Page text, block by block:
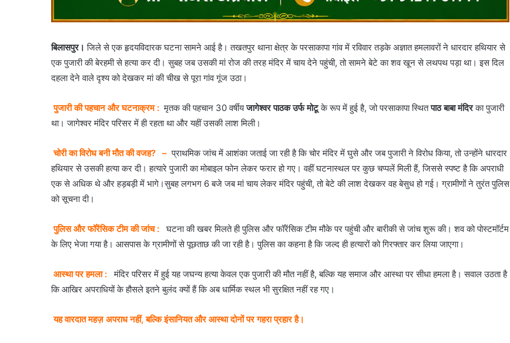
बिलासपुर। जिले से एक हृदयविदारक घटना सामने आई है। तखतपुर थाना क्षेत्र के परसाकापा गांव में रविवार तड़के अज्ञात हमलावरों ने धारदार हथियार से
एक पुजारी की बेरहमी से हत्या कर दी। सुबह जब उसकी मां रोज की तरह मंदिर में चाय देने पहुंची, तो सामने बेटे का शव खून से लथपथ पड़ा था। इस दिल
दहला देने वाले दृश्य को देखकर मां की चीख से पूरा गांव गूंज उठा।
पुजारी की पहचान और घटनाक्रम : मृतक की पहचान 30 वर्षीयजागेश्वर पाठक उर्फ मोटूके रूप में हुई है, जो परसाकापा स्थितपाठ बाबा मंदिरका पुजारी
था। जागेश्वर मंदिर परिसर में ही रहता था और यहीं उसकी लाश मिली।
चोरी का विरोध बनी मौत की वजह? – प्राथमिक जांच में आशंका जताई जा रही है कि चोर मंदिर में घुसे और जब पुजारी ने विरोध किया, तो उन्होंने धारदार
हथियार से उसकी हत्या कर दी। हत्यारे पुजारी का मोबाइल फोन लेकर फरार हो गए। वहीं घटनास्थल पर कुछ चप्पलें मिली हैं, जिससे स्पष्ट है कि अपराधी
एक से अधिक थे और हड़बड़ी में भागे।सुबह लगभग 6 बजे जब मां चाय लेकर मंदिर पहुंची, तो बेटे की लाश देखकर वह बेसुध हो गई। ग्रामीणों ने तुरंत पुलिस
को सूचना दी।
पुलिस और फॉरेंसिक टीम की जांच :
घटना की खबर मिलते ही पुलिस और फॉरेंसिक टीम मौके पर पहुंची और बारीकी से जांच शुरू की। शव को पोस्टमॉर्टम
के लिए भेजा गया है। आसपास के ग्रामीणों से पूछताछ की जा रही है। पुलिस का कहना है कि जल्द ही हत्यारों को गिरफ्तार कर लिया जाएगा।
आस्था पर हमला : मंदिर परिसर में हुई यह जघन्य हत्या केवल एक पुजारी की मौत नहीं है, बल्कि यह समाज और आस्था पर सीधा हमला है। सवाल उठता है
कि आखिर अपराधियों के हौसले इतने बुलंद क्यों हैं कि अब धार्मिक स्थल भी सुरक्षित नहीं रह गए।
यह वारदात महज़ अपराध नहीं, बल्कि इंसानियत और आस्था दोनों पर गहरा प्रहार है।